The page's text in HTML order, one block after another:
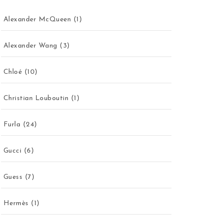
Alexander McQueen (1)
Alexander Wang (3)
Chloé (10)
Christian Louboutin (1)
Furla (24)
Gucci (6)
Guess (7)
Hermès (1)